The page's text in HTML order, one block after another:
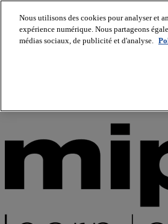
About us
Nous utilisons des cookies pour analyser et
expérience numérique. Nous partageons
médias sociaux, de publicité et d'analyse.